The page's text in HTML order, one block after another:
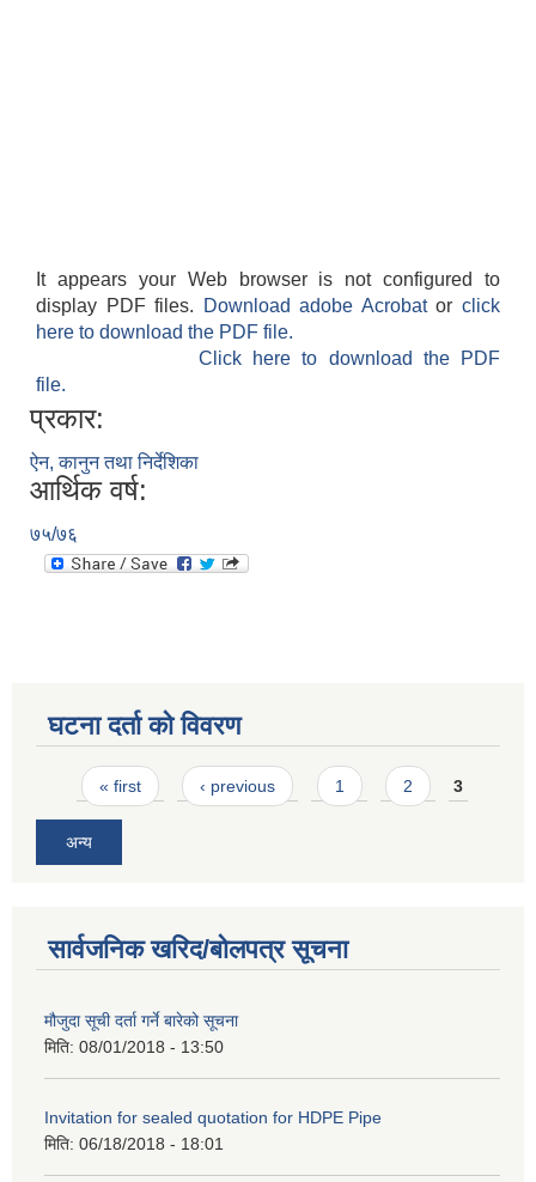
It appears your Web browser is not configured to
display PDF files.
Download adobe Acrobatorclick
here to download the PDF file.
Click here to download the PDF
file.
प्रकार:
ऐन, कानुन तथा निर्देशिका
आर्थिक वर्ष:
७५/७६
घटना दर्ता को विवरण
Pages
« first ‹ previous 1 2 3
अन्य
सार्वजनिक खरिद/बोलपत्र सूचना
मौजुदा सूची दर्ता गर्ने बारेको सूचना
मिति: 08/01/2018 - 13:50
Invitation for sealed quotation for HDPE Pipe
मिति: 06/18/2018 - 18:01